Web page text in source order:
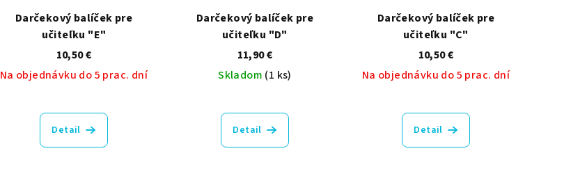
Darčekový balíček pre
učiteľku "E"
10,50 €
Na objednávku do 5 prac. dní
Detail
Darčekový balíček pre
učiteľku "D"
11,90 €
Skladom (1 ks)
hodnotenie
produktu
je
Detail
Darčekový balíček pre
učiteľku "C"
10,50 €
Na objednávku do 5 prac. dní
Detail